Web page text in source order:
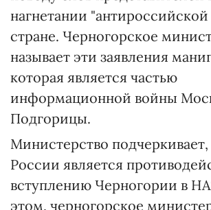
нагнетании
стране. Черногорское
называет эти заявления
которая является частью
информационной войны
Подгорицы.
Министерство
России является
вступлению Черногории в
этом, черногорское